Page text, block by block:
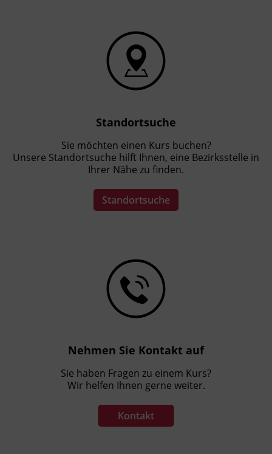
Standortsuche
Sie möchten einen Kurs buchen?
Unsere Standortsuche hilft Ihnen, eine Bezirksstelle in
Ihrer Nähe zu finden.
Standortsuche
Nehmen Sie Kontakt auf
Sie haben Fragen zu einem Kurs?
Wir helfen Ihnen gerne weiter.
Kontakt